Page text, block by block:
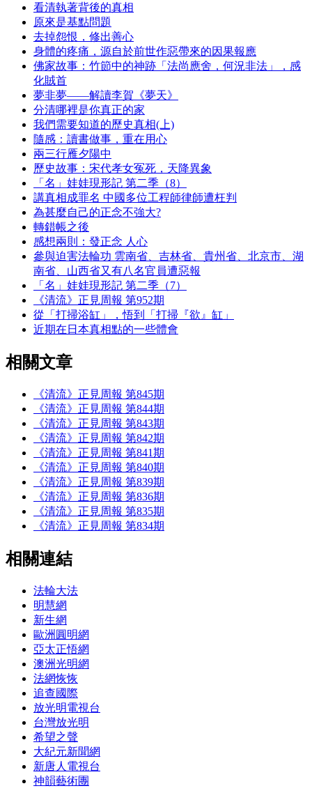
看清執著背後的真相
原來是基點問題
去掉怨恨，修出善心
身體的疼痛，源自於前世作惡帶來的因果報應
佛家故事：竹節中的神跡「法尚應舍，何況非法」，感
化賊首
夢非夢——解讀李賀《夢天》
分清哪裡是你真正的家
我們需要知道的歷史真相(上)
隨感：讀書做事，重在用心
兩三行雁夕陽中
歷史故事：宋代孝女冤死，天降異象
「名」娃娃現形記 第二季（8）
講真相成罪名 中國多位工程師律師遭枉判
為甚麼自己的正念不強大?
轉錯帳之後
感想兩則：發正念 人心
參與迫害法輪功 雲南省、吉林省、貴州省、北京市、湖
南省、山西省又有八名官員遭惡報
「名」娃娃現形記 第二季（7）
《清流》正見周報 第952期
從「打掃浴缸」，悟到「打掃『欲』缸」
近期在日本真相點的一些體會
相關文章
《清流》正見周報 第845期
《清流》正見周報 第844期
《清流》正見周報 第843期
《清流》正見周報 第842期
《清流》正見周報 第841期
《清流》正見周報 第840期
《清流》正見周報 第839期
《清流》正見周報 第836期
《清流》正見周報 第835期
《清流》正見周報 第834期
相關連結
法輪大法
明慧網
新生網
歐洲圓明網
亞太正悟網
澳洲光明網
法網恢恢
追查國際
放光明電視台
台灣放光明
希望之聲
大紀元新聞網
新唐人電視台
神韻藝術團